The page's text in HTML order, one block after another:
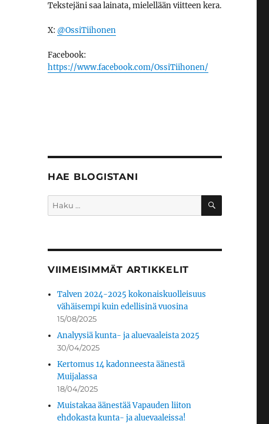
Tekstejäni saa lainata, mielellään viitteen kera.
X: @OssiTiihonen
Facebook:
https://www.facebook.com/OssiTiihonen/
HAE BLOGISTANI
Etsi: HAKU
VIIMEISIMMÄT ARTIKKELIT
Talven 2024-2025 kokonaiskuolleisuus
vähäisempi kuin edellisinä vuosina
15/08/2025
Analyysiä kunta- ja aluevaaleista 2025
30/04/2025
Kertomus 14 kadonneesta äänestä
Muijalassa
18/04/2025
Muistakaa äänestää Vapauden liiton
ehdokasta kunta- ja aluevaaleissa!